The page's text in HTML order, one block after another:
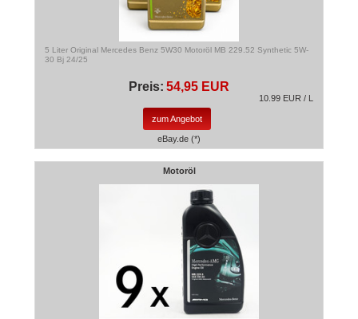
5 Liter Original Mercedes Benz 5W30 Motoröl MB 229.52 Synthetic 5W-
30 Bj 24/25
Preis: 54,95 EUR
10.99 EUR / L
zum Angebot
eBay.de (*)
Motoröl